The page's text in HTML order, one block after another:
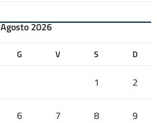
Agosto 2026
G V S D
1 2
6 7 8 9